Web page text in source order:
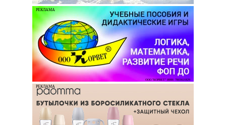
РЕКЛАМА
ООО "КОРВЕТ" ИНН: 7803021829
РЕКЛАМА